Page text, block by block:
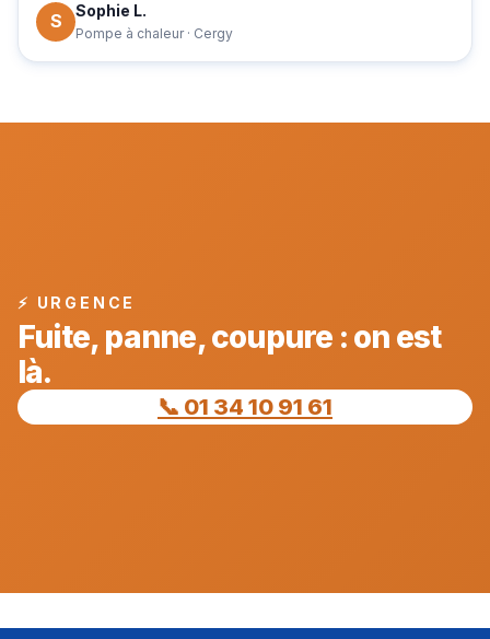
S Sophie L.
Pompe à chaleur · Cergy
⚡ URGENCE
Fuite, panne, coupure : on est
là.
📞 01 34 10 91 61